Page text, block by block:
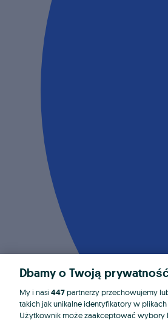
Dbamy o Twoją prywatność
My i nasi 447partnerzy przechowujemy
takich jak unikalne identyfikatory w
Użytkownik może zaakceptować wybory